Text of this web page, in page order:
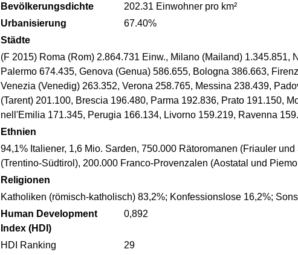
Bevölkerungsdichte
202.31 Einwohner pro km²
Urbanisierung
67.40%
Städte
(F 2015) Roma (Rom) 2.864.731 Einw., Milano (Mailand) 1.345.851,
Palermo 674.435, Genova (Genua) 586.655, Bologna 386.663,
Venezia (Venedig) 263.352, Verona 258.765, Messina 238.439,
(Tarent) 201.100, Brescia 196.480, Parma 192.836, Prato 191.150,
nell'Emilia 171.345, Perugia 166.134, Livorno 159.219, Ravenna
Ethnien
94,1% Italiener, 1,6 Mio. Sarden, 750.000 Rätoromanen (Friauler
(Trentino-Südtirol), 200.000 Franco-Provenzalen (Aostatal und
Religionen
Katholiken (römisch-katholisch) 83,2%; Konfessionslose 16,2%;
Human Development
Index (HDI)
0,892
HDI Ranking 29